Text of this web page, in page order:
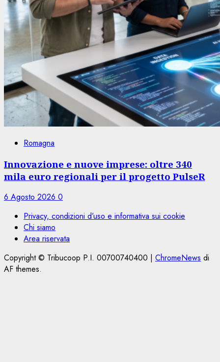
Romagna
Innovazione e nuove imprese: oltre 340
mila euro regionali per il progetto PulseR
6 Agosto 2026 0
Privacy, condizioni d’uso e informativa sui cookie
Chi siamo
Area riservata
Copyright © Tribucoop P.I. 00700740400 | ChromeNews di
AF themes.